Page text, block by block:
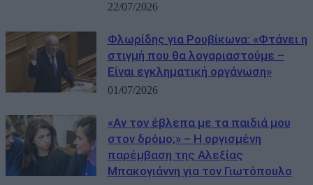
22/07/2026
Φλωρίδης για Ρουβίκωνα: «Φτάνει η
στιγμή που θα λογαριαστούμε –
Είναι εγκληματική οργάνωση»
01/07/2026
«Αν τον έβλεπα με τα παιδιά μου
στον δρόμο;» – Η οργισμένη
παρέμβαση της Αλεξίας
Μπακογιάννη για τον Γιωτόπουλο